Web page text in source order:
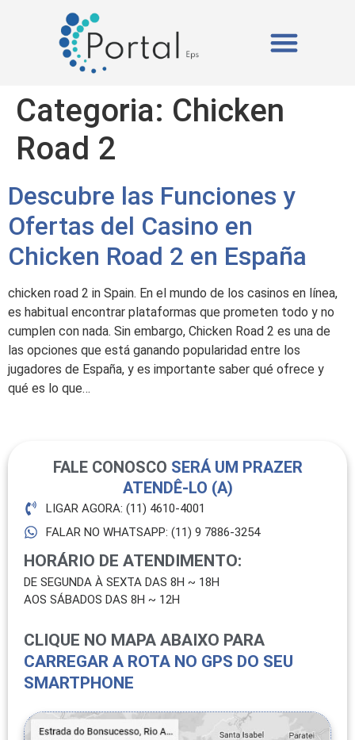
Categoria: Chicken
Road 2
Descubre las Funciones y
Ofertas del Casino en
Chicken Road 2 en España
chicken road 2 in Spain. En el mundo de los casinos en línea,
es habitual encontrar plataformas que prometen todo y no
cumplen con nada. Sin embargo, Chicken Road 2 es una de
las opciones que está ganando popularidad entre los
jugadores de España, y es importante saber qué ofrece y
qué es lo que…
FALE CONOSCO SERÁ UM PRAZER
ATENDÊ-LO (A)
LIGAR AGORA: (11) 4610-4001
FALAR NO WHATSAPP: (11) 9 7886-3254
HORÁRIO DE ATENDIMENTO:
DE SEGUNDA À SEXTA DAS 8H ~ 18H
AOS SÁBADOS DAS 8H ~ 12H
CLIQUE NO MAPA ABAIXO PARA
CARREGAR A ROTA NO GPS DO SEU
SMARTPHONE